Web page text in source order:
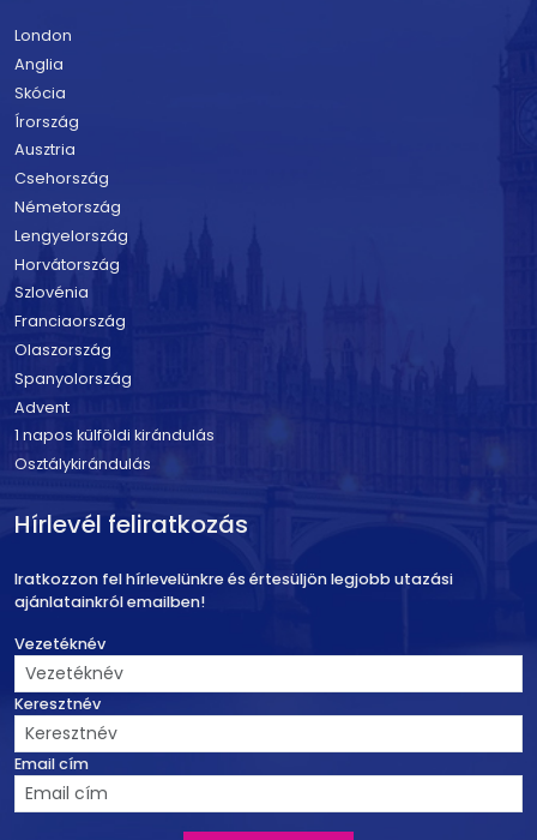
London
Anglia
Skócia
Írország
Ausztria
Csehország
Németország
Lengyelország
Horvátország
Szlovénia
Franciaország
Olaszország
Spanyolország
Advent
1 napos külföldi kirándulás
Osztálykirándulás
Hírlevél feliratkozás
Iratkozzon fel hírlevelünkre és értesüljön legjobb utazási
ajánlatainkról emailben!
Vezetéknév
Keresztnév
Email cím